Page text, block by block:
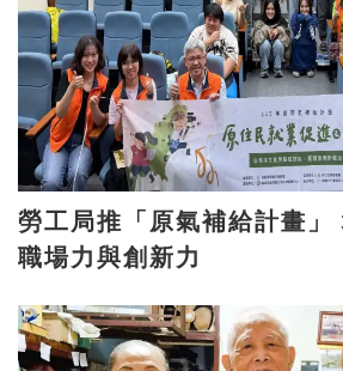
勞工局推「原氣補給計畫」 培養原民青年
職場力與創新力